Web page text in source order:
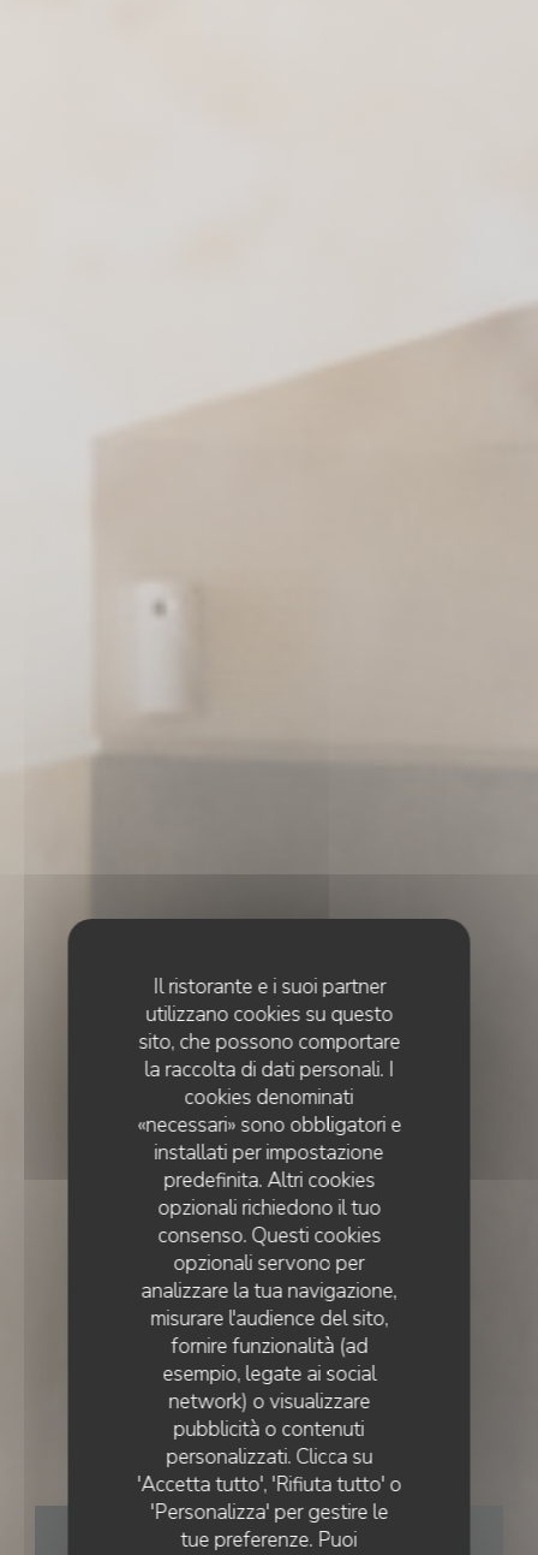
Il ristorante e i suoi partner
utilizzano cookies su questo
sito, che possono comportare
la raccolta di dati personali. I
cookies denominati
«necessari» sono obbligatori e
installati per impostazione
predefinita. Altri cookies
opzionali richiedono il tuo
consenso. Questi cookies
opzionali servono per
analizzare la tua navigazione,
misurare l'audience del sito,
fornire funzionalità (ad
esempio, legate ai social
network) o visualizzare
pubblicità o contenuti
personalizzati. Clicca su
'Accetta tutto', 'Rifiuta tutto' o
'Personalizza' per gestire le
tue preferenze. Puoi
CUCINA FRANCESE• LISBOA
Essencial
PRENOTA